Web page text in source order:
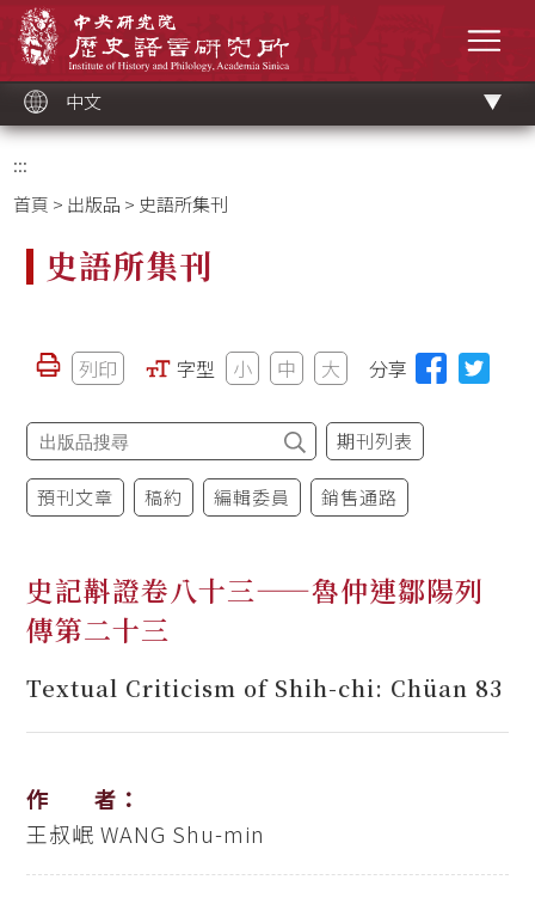
中文
:::
首頁 > 出版品 > 史語所集刊
史語所集刊
列印 字型 小 中 大 分享
期刊列表
預刊文章 稿約 編輯委員 銷售通路
史記斠證卷八十三——魯仲連鄒陽列
傳第二十三
Textual Criticism of Shih-chi: Chüan 83
作 者：
王叔岷 WANG Shu-min